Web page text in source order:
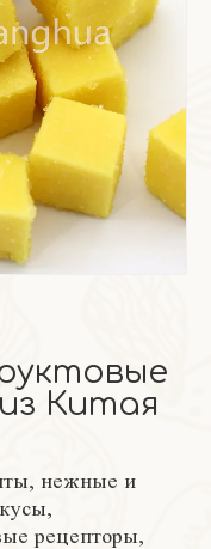
Китая
нежные и
рецепторы,